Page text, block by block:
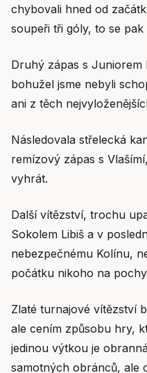
chybovali hned od
soupeři tři góly, to se
Druhý zápas s
bohužel jsme nebyli
ani z těch
Následovala střelecká
remízový zápas s
vyhrát.
Další vítězství, trochu
Sokolem Libiš a v
nebezpečnému Kolínu,
počátku nikoho na
Zlaté turnajové vítězství
ale cením způsobu hry,
jedinou výtkou je
samotných obránců, ale